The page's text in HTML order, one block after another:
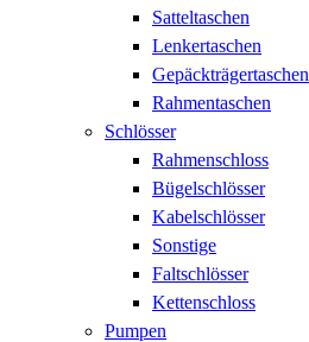
Satteltaschen
Lenkertaschen
Gepäckträgertaschen
Rahmentaschen
Schlösser
Rahmenschloss
Bügelschlösser
Kabelschlösser
Sonstige
Faltschlösser
Kettenschloss
Pumpen